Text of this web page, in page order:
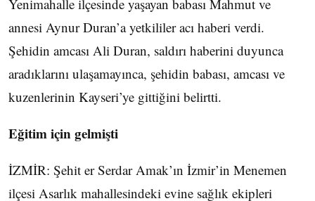
Yenimahalle ilçesinde yaşayan babası Mahmut ve
annesi Aynur Duran’a yetkililer acı haberi verdi.
Şehidin amcası Ali Duran, saldırı haberini duyunca
aradıklarını ulaşamayınca, şehidin babası, amcası ve
kuzenlerinin Kayseri’ye gittiğini belirtti.
Eğitim için gelmişti
İZMİR: Şehit er Serdar Amak’ın İzmir’in Menemen
ilçesi Asarlık mahallesindeki evine sağlık ekipleri